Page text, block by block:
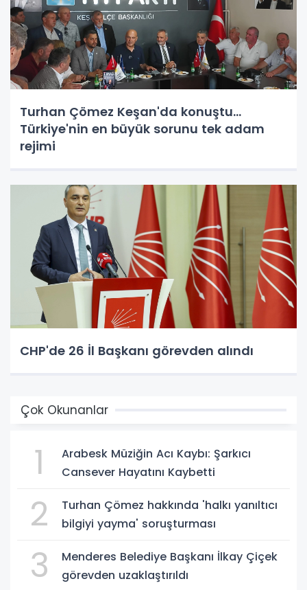
Turhan Çömez Keşan'da konuştu...
Türkiye'nin en büyük sorunu tek adam
rejimi
CHP'de 26 İl Başkanı görevden alındı
Çok Okunanlar
1
Arabesk Müziğin Acı Kaybı: Şarkıcı
Cansever Hayatını Kaybetti
2
Turhan Çömez hakkında 'halkı yanıltıcı
bilgiyi yayma' soruşturması
3
Menderes Belediye Başkanı İlkay Çiçek
görevden uzaklaştırıldı